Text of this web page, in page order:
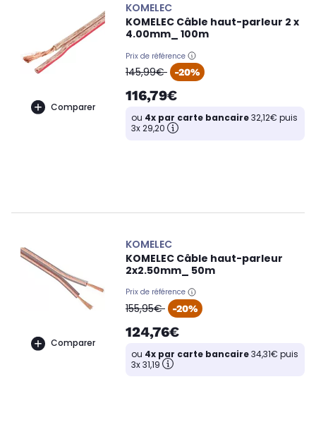
Comparer
KOMELEC
KOMELEC Câble haut-parleur 2 x
4.00mm_ 100m
Prix de référence
oldPrice
145,99€ -20%
116,79€
ou 4x par carte bancaire32,12€ puis
3x 29,20
Comparer
KOMELEC
KOMELEC Câble haut-parleur
2x2.50mm_ 50m
Prix de référence
oldPrice
155,95€ -20%
124,76€
ou 4x par carte bancaire34,31€ puis
3x 31,19